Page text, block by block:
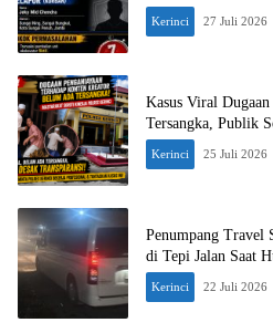
Kerinci 27 Juli 2026
Kasus Viral
Tersangka, Publik
Kerinci 25 Juli 2026
Penumpang Travel
di Tepi Jalan Saat
Kerinci 22 Juli 2026